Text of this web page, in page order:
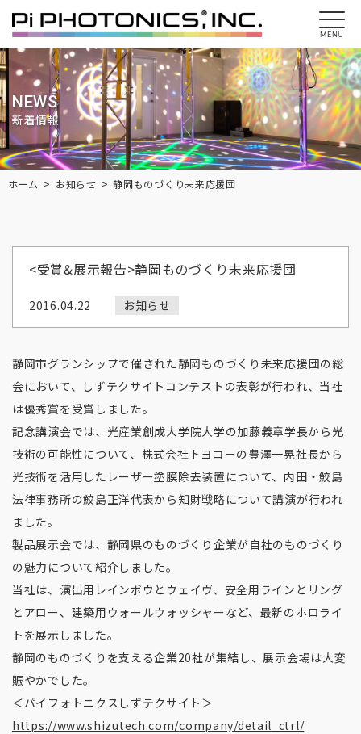
MENU
NEWS
新着情報
Breadcrumbs
ホーム お知らせ 静岡ものづくり未来応援団
<受賞&展示報告>静岡ものづくり未来応援団
2016.04.22 お知らせ
静岡市グランシップで催された静岡ものづくり未来応援団の総
会において、しずテクサイトコンテストの表彰が行われ、当社
は優秀賞を受賞しました。
記念講演会では、光産業創成大学院大学の加藤義章学長から光
技術の可能性について、株式会社トヨコーの豊澤一晃社長から
光技術を活用 したレーザー塗膜除去装置について、内田・鮫島
法律事務所の鮫島正洋代表から知財戦略について講演が行われ
ました。
製品展示会では、静岡県のものづくり企業が自社のも のづくり
の魅力について紹介しました。
当社は、演出用レインボウとウェイヴ、安全用ラインとリング
とアロー、建築用ウォールウォッシャーなど、最新のホロライ
トを展示 しました。
静岡のものづくりを支える企業20社が集結し 、展示会場は大変
賑やかでした。
＜パイフォトニクスしずテクサイト＞
https://www.shizutech.com/company/detail_ctrl/